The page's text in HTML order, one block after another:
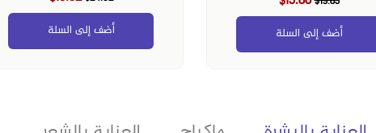
أضف إلى السلة أضف إلى السلة